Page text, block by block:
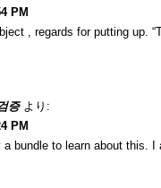
PM
, regards for putting up.
증 より:
PM
a bundle to learn about this.